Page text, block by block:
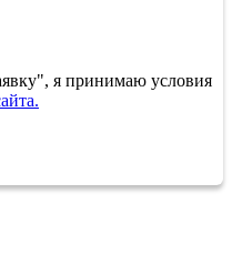
я принимаю условия